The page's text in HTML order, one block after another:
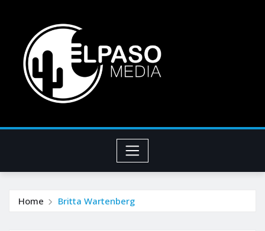
Home Britta Wartenberg